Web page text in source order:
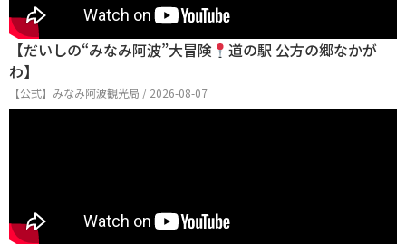
【だいしの“みなみ阿波”大冒険
道の駅 公方の郷なかが
わ】
【公式】みなみ阿波観光局 / 2026-08-07